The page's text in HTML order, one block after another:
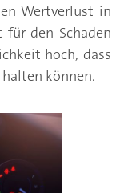
Wertverlust in
den Schaden
hoch, dass
können.